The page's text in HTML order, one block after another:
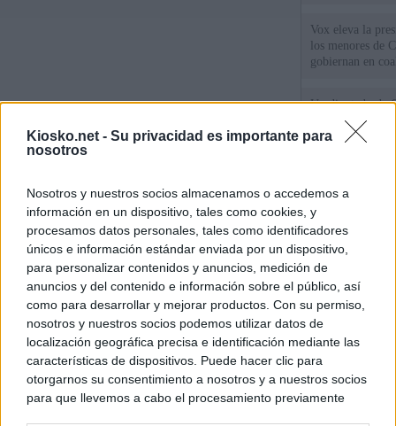
Kiosko.net - Su privacidad es importante para
nosotros
Nosotros y nuestros socios almacenamos o accedemos a
información en un dispositivo, tales como cookies, y
procesamos datos personales, tales como identificadores
únicos e información estándar enviada por un dispositivo,
para personalizar contenidos y anuncios, medición de
anuncios y del contenido e información sobre el público, así
como para desarrollar y mejorar productos. Con su permiso,
nosotros y nuestros socios podemos utilizar datos de
localización geográfica precisa e identificación mediante las
características de dispositivos. Puede hacer clic para
otorgarnos su consentimiento a nosotros y a nuestros socios
para que llevemos a cabo el procesamiento previamente
Vox eleva la
los menores de
gobiernan en
Un diputado de
ante la Fiscalía
los inmigrantes”
ministros
de Ceuta
© Kiosko.net Aviso Legal Privacidad y Cookies